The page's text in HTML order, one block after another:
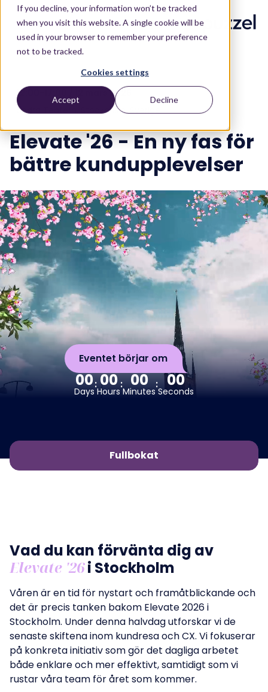
If you decline, your information won’t be tracked
when you visit this website. A single cookie will be
used in your browser to remember your preference
not to be tracked.
Cookies settings
Accept Decline
12:00-17:00 / 12 mars 2026
Södra Teatern, Stockholm, Sverige
Elevate '26 - En ny fas för
bättre kundupplevelser
Fullbokat
Eventet börjar om
00
Days
00
Hours
00
Minutes
00
Seconds
Vad du kan förvänta dig av
Elevate '26i Stockholm
Våren är en tid för nystart och framåtblickande och
det är precis tanken bakom Elevate 2026 i
Stockholm. Under denna halvdag utforskar vi de
senaste skiftena inom kundresa och CX. Vi fokuserar
på konkreta initiativ som gör det dagliga arbetet
både enklare och mer effektivt, samtidigt som vi
rustar våra team för året som kommer.